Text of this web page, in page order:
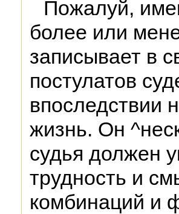
Пожалуй,
более или
записывает в
постулатов
впоследствии
жизнь. Он
судья должен
трудность и
комбинаций и